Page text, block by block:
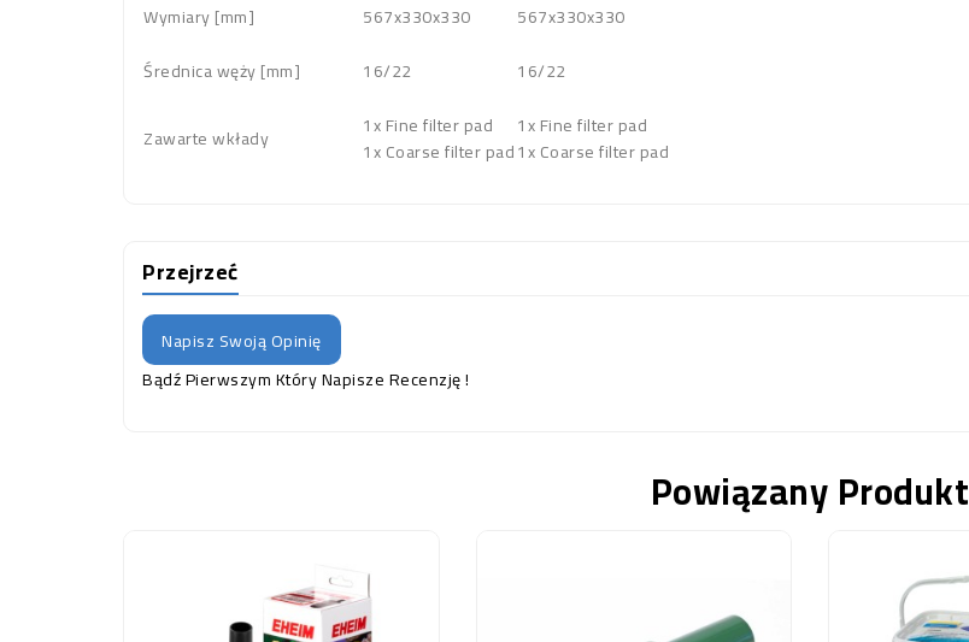
Wymiary [mm]
567x330x330
567x330x330
Średnica węży [mm]
16/22 16/22
Zawarte wkłady
1x Fine filter pad
1x Coarse filter pad
1x Fine filter pad
1x Coarse filter pad
Przejrzeć
Napisz Swoją Opinię
Bądź Pierwszym Który Napisze Recenzję !
Powiązany Produkt